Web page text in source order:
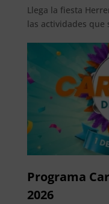
Llega la fiesta
las actividades que
Programa
2026